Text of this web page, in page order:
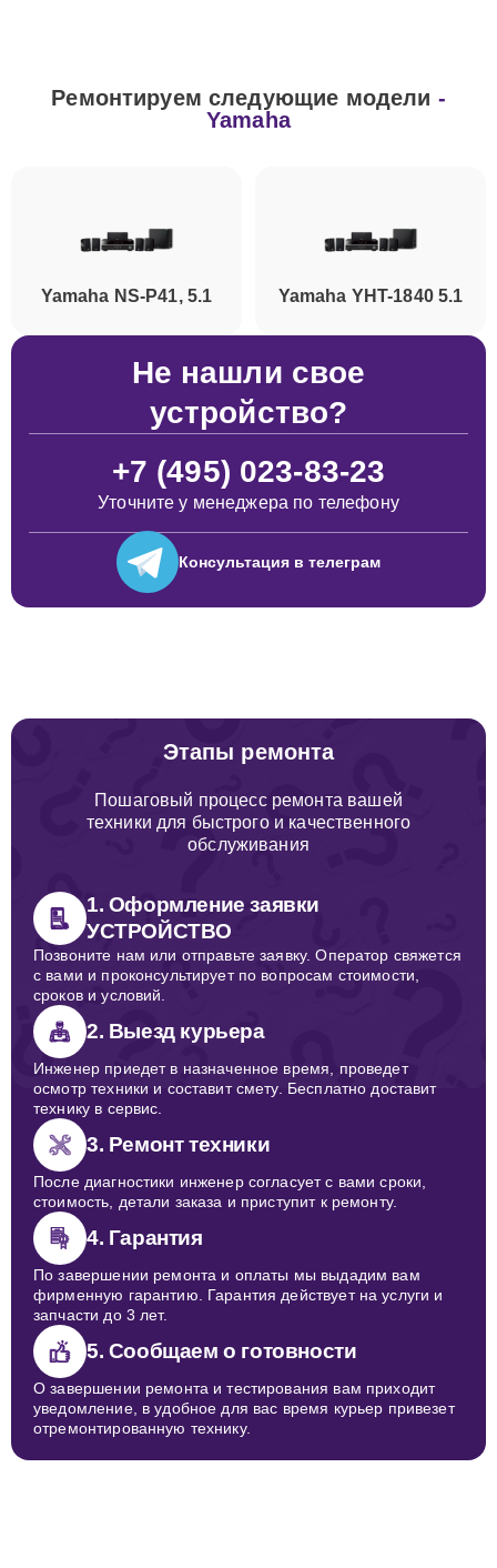
Ремонтируем следующие модели -
Yamaha
Yamaha NS-P41, 5.1 Yamaha YHT-1840 5.1
Не нашли свое
устройство?
+7 (495) 023-83-23
Уточните у менеджера по телефону
Консультация в телеграм
Этапы ремонта
Пошаговый процесс ремонта вашей
техники для быстрого и качественного
обслуживания
1. Оформление заявки
УСТРОЙСТВО
Позвоните нам или отправьте заявку. Оператор свяжется
с вами и проконсультирует по вопросам стоимости,
сроков и условий.
2. Выезд курьера
Инженер приедет в назначенное время, проведет
осмотр техники и составит смету. Бесплатно доставит
технику в сервис.
3. Ремонт техники
После диагностики инженер согласует с вами сроки,
стоимость, детали заказа и приступит к ремонту.
4. Гарантия
По завершении ремонта и оплаты мы выдадим вам
фирменную гарантию. Гарантия действует на услуги и
запчасти до 3 лет.
5. Сообщаем о готовности
О завершении ремонта и тестирования вам приходит
уведомление, в удобное для вас время курьер привезет
отремонтированную технику.